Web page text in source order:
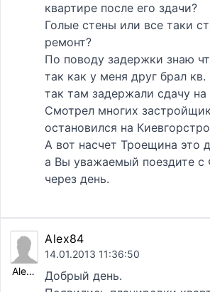
квартире после его здачи?
Голые стены или все таки
ремонт?
По поводу задержки знаю
так как у меня друг брал
так там задержали сдачу на
Смотрел многих
остановился на
А вот насчет Троещина это
а Вы уважаемый поездите с
через день.
Alex84
Alex84
14.01.2013 11:36:50
Добрый день.